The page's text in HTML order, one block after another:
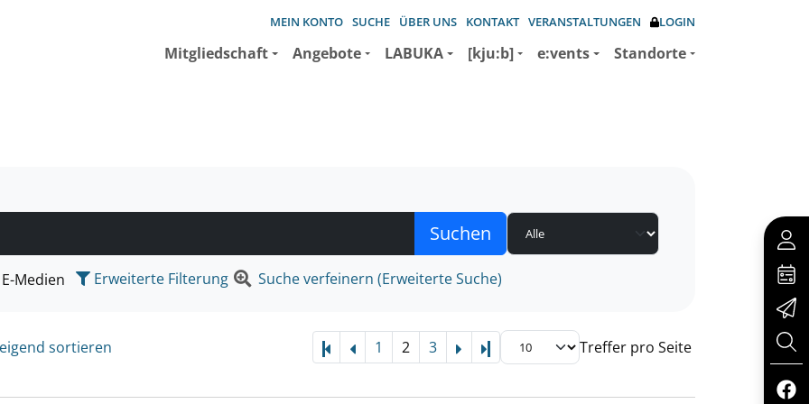
MEIN KONTO SUCHE ÜBER UNS KONTAKT VERANSTALTUNGEN LOGIN
Mitgliedschaft Angebote LABUKA [kju:b] e:vents Standorte
suchen wollen.
E-Medien Erweiterte Filterung Suche verfeinern (Erweiterte Suche)
sortieren 1 2 3 Letzte Seite Treffer pro Seite